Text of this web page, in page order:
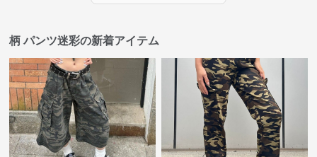
柄 パンツ迷彩の新着アイテム